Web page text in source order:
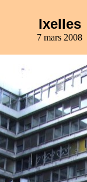
Ixelles
7 mars 2008